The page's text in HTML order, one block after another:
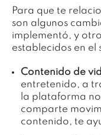
Para que te
son algunos
implementó, y
establecidos en el
Contenido de
entretenido, a
la plataforma
comparte
contenido, te